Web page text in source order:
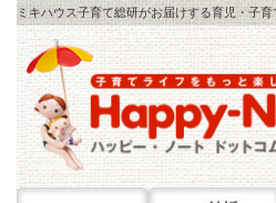
ミキハウス子育て総研がお届けする育児・子